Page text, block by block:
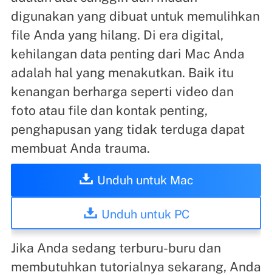
digunakan yang dibuat untuk memulihkan
file Anda yang hilang. Di era digital,
kehilangan data penting dari Mac Anda
adalah hal yang menakutkan. Baik itu
kenangan berharga seperti video dan
foto atau file dan kontak penting,
penghapusan yang tidak terduga dapat
membuat Anda trauma.
Unduh untuk Mac
Unduh untuk PC
Jika Anda sedang terburu-buru dan
membutuhkan tutorialnya sekarang, Anda